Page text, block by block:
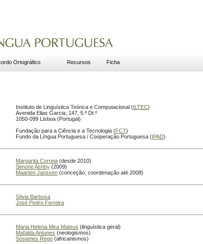
Ortográfico Recursos Ficha
Instituto de Linguística Teórica e Computacional (ILTEC)
Avenida Elias Garcia, 147, 5.º Dt.º
1050-099 Lisboa (Portugal)
Fundação para a Ciência e a Tecnologia (FCT)
Fundo da Língua Portuguesa / Cooperação Portuguesa (IPAD)
Margarita Correia (desde 2010)
Simone Ashby (2009)
Maarten Janssen (conceção; coordenação até 2008)
Sílvia Barbosa
José Pedro Ferreira
Maria Helena Mira Mateus (linguística geral)
Mafalda Antunes (neologismos)
Sóstenes Rego (africanismos)